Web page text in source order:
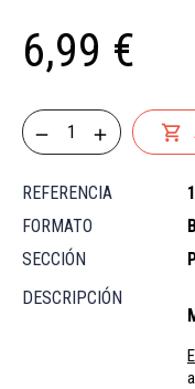
6,99 €

REFERENCIA
FORMATO
SECCIÓN
DESCRIPCIÓN